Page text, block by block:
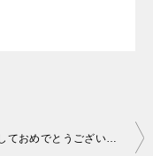
明けましておめでとうございます。